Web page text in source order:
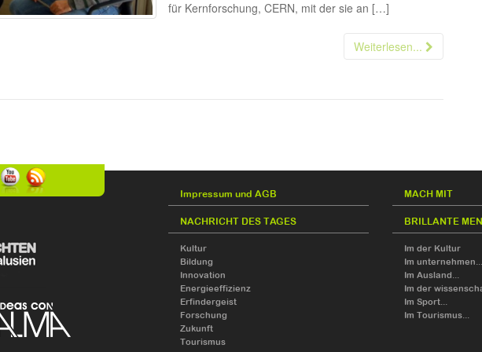
für Kernforschung, CERN, mit der sie an […]
Weiterlesen...
Impressum und AGB
NACHRICHT DES TAGES
Kultur
Bildung
Innovation
Energieeffizienz
Erfindergeist
Forschung
Zukunft
Tourismus
MACH MIT
BRILLANTE
Im der Kultur
Im unternehmen...
Im Ausland...
Im der
Im Sport...
Im Tourismus...